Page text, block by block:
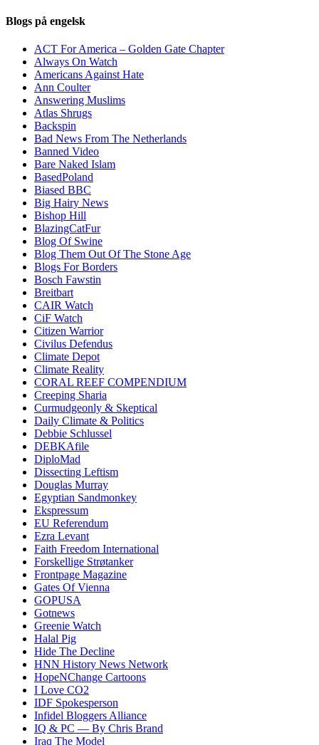
Blogs på engelsk
ACT For America – Golden Gate Chapter
Always On Watch
Americans Against Hate
Ann Coulter
Answering Muslims
Atlas Shrugs
Backspin
Bad News From The Netherlands
Banned Video
Bare Naked Islam
BasedPoland
Biased BBC
Big Hairy News
Bishop Hill
BlazingCatFur
Blog Of Swine
Blog Them Out Of The Stone Age
Blogs For Borders
Bosch Fawstin
Breitbart
CAIR Watch
CiF Watch
Citizen Warrior
Civilus Defendus
Climate Depot
Climate Reality
CORAL REEF COMPENDIUM
Creeping Sharia
Curmudgeonly & Skeptical
Daily Climate & Politics
Debbie Schlussel
DEBKAfile
DiploMad
Dissecting Leftism
Douglas Murray
Egyptian Sandmonkey
Ekspressum
EU Referendum
Ezra Levant
Faith Freedom International
Forskellige Strøtanker
Frontpage Magazine
Gates Of Vienna
GOPUSA
Gotnews
Greenie Watch
Halal Pig
Hide The Decline
HNN History News Network
HopeNChange Cartoons
I Love CO2
IDF Spokesperson
Infidel Bloggers Alliance
IQ & PC — By Chris Brand
Iraq The Model